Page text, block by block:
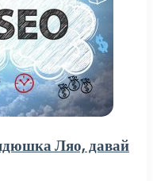
Ляо, давай